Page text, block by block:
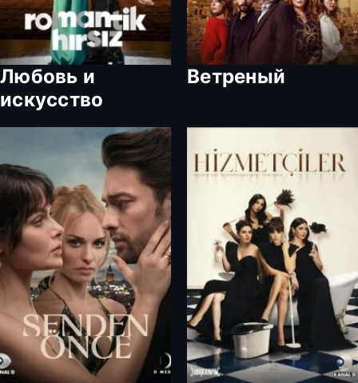
Любовь и
искусство
Ветреный